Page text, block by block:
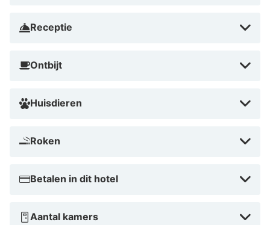
Receptie
Ontbijt
Huisdieren
Roken
Betalen in dit hotel
Aantal kamers